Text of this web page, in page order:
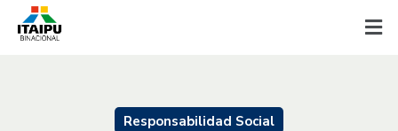
Responsabilidad Social